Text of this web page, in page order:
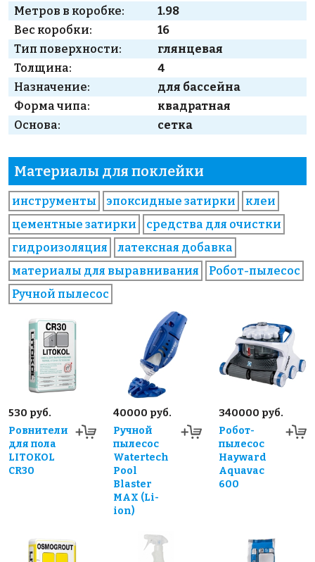
Метров в коробке:
1.98
Вес коробки:
16
Тип поверхности:
глянцевая
Толщина:
4
Назначение:
для бассейна
Форма чипа:
квадратная
Основа:
сетка
Материалы для поклейки
инструменты эпоксидные затирки
клеи
цементные затирки
средства для очистки
гидроизоляция
латексная добавка
материалы для выравнивания
Робот-пылесос
Ручной пылесос
530 руб.
Ровнители
для пола
LITOKOL
CR30
40000 руб.
Ручной
пылесос
Watertech
Pool
Blaster
MAX (Li-
ion)
340000 руб.
Робот-
пылесос
Hayward
Aquavac
600